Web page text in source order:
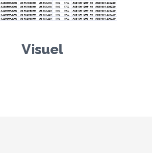
Visuel